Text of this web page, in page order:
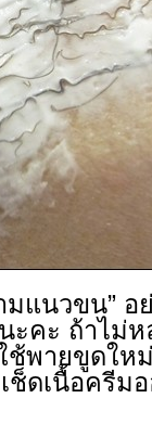
มแนวขน”
ะคะ ถ้าไม่
ช้พายขูดให
ดเนื้อครีม